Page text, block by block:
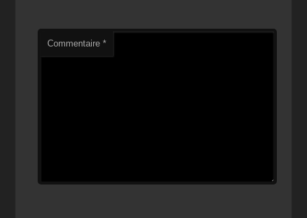
Commentaire*